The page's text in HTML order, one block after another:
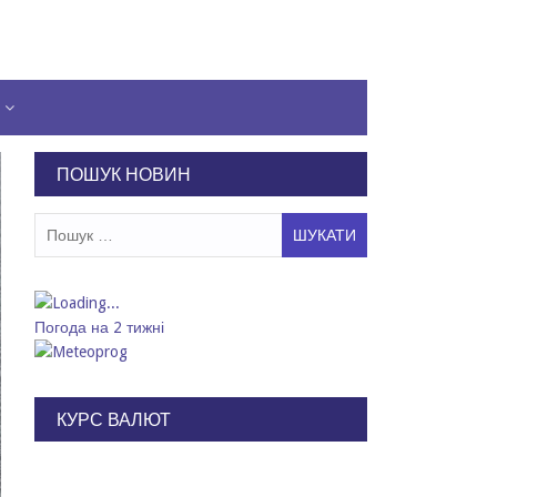
ПОШУК НОВИН
Погода на 2 тижні
КУРС ВАЛЮТ